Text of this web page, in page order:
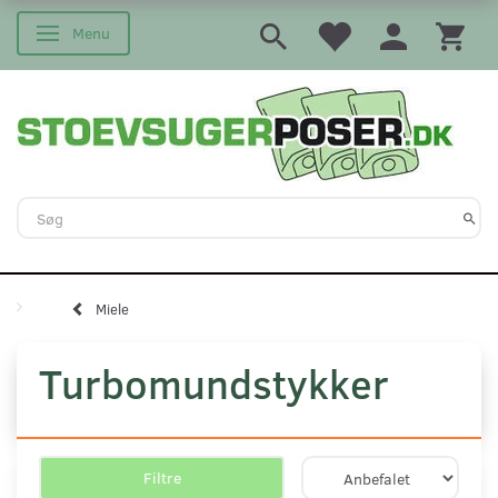
Skifte navigation
Menu
Miele
Turbomundstykker
Filtre